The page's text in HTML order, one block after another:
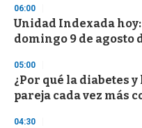
s
e
c
o
d
06:00
Unidad Indexada
domingo 9 de agosto
05:00
¿Por qué la diabetes
pareja cada vez más
04:30